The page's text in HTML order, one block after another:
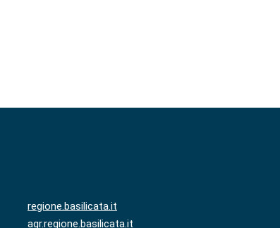
regione.basilicata.it
agr.regione.basilicata.it